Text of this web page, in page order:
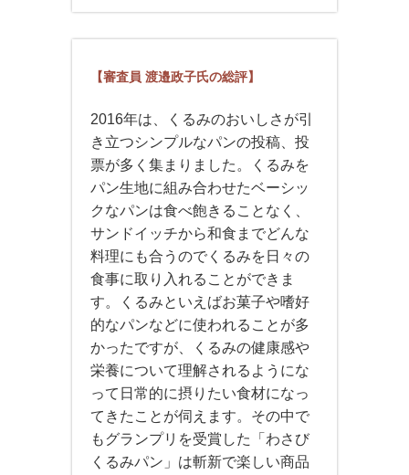
【審査員 渡邉政子氏の総評】
2016年は、くるみのおいしさが引
き立つシンプルなパンの投稿、投
票が多く集まりました。くるみを
パン生地に組み合わせたベーシッ
クなパンは食べ飽きることなく、
サンドイッチから和食までどんな
料理にも合うのでくるみを日々の
食事に取り入れることができま
す。くるみといえばお菓子や嗜好
的なパンなどに使われることが多
かったですが、くるみの健康感や
栄養について理解されるようにな
って日常的に摂りたい食材になっ
てきたことが伺えます。その中で
もグランプリを受賞した「わさび
くるみパン」は斬新で楽しい商品